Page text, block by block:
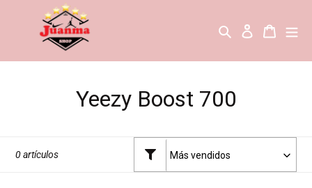
directamente
BuscarIngresar
Carrito
C
Yeezy Boost 700
0 artículos